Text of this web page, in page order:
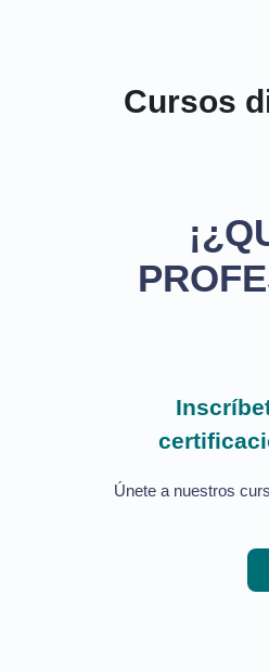
Cursos
Únete a nuestros